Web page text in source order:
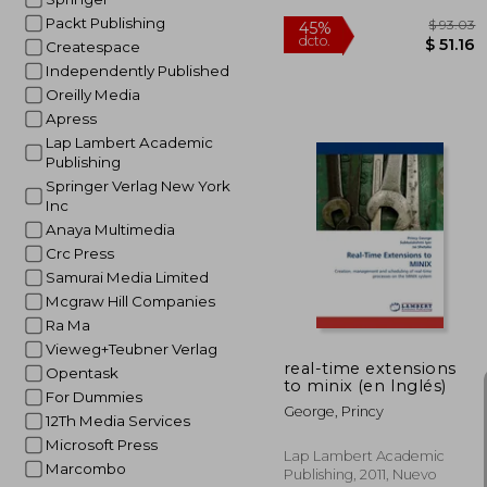
Packt Publishing
Createspace
Independently Published
Oreilly Media
Apress
Lap Lambert Academic
Publishing
Springer Verlag New York
Inc
Anaya Multimedia
Crc Press
Samurai Media Limited
Mcgraw Hill Companies
Ra Ma
Vieweg+Teubner Verlag
Opentask
For Dummies
12Th Media Services
Microsoft Press
Marcombo
45%
dcto.
real-time extensions
to minix (en Inglés)
George, Princy
Lap Lambert Academic
Publishing, 2011, Nuevo